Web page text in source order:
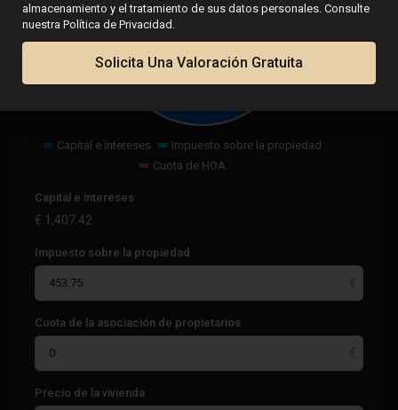
€
por mes
Capital e intereses
Impuesto sobre la propiedad
Cuota de HOA
Capital e intereses
€ 1,407.42
Impuesto sobre la propiedad
Cuota de la asociación de propietarios
Precio de la vivienda
almacenamiento y el tratamiento de sus datos personales. Consulte
nuestra Política de Privacidad.
Solicita Una Valoración Gratuita